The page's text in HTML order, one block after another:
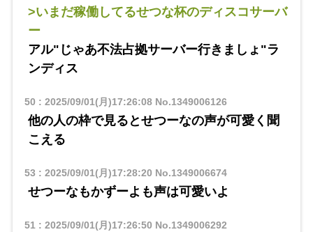
>いまだ稼働してるせつな杯のディスコサーバ
ー
アル"じゃあ不法占拠サーバー行きましょ"ラ
ンディス
50 : 2025/09/01(月)17:26:08No.1349006126
他の人の枠で見るとせつーなの声が可愛く聞
こえる
53 : 2025/09/01(月)17:28:20 No.1349006674
せつーなもかずーよも声は可愛いよ
51: 2025/09/01(月)17:26:50 No.1349006292